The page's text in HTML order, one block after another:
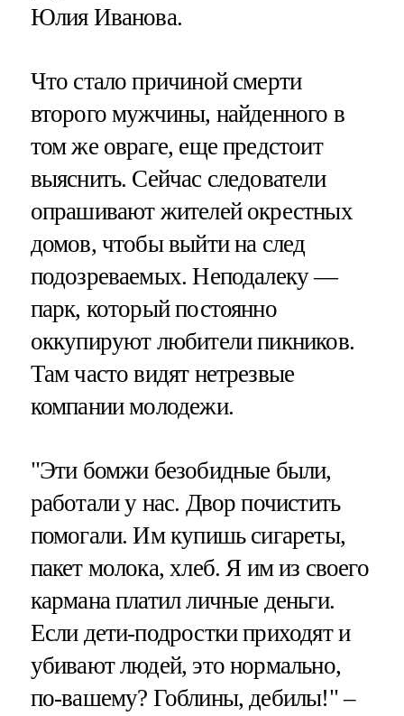
Юлия Иванова.
Что стало причиной смерти
второго мужчины, найденного в
том же овраге, еще предстоит
выяснить. Сейчас следователи
опрашивают жителей окрестных
домов, чтобы выйти на след
подозреваемых. Неподалеку —
парк, который постоянно
оккупируют любители пикников.
Там часто видят нетрезвые
компании молодежи.
"Эти бомжи безобидные были,
работали у нас. Двор почистить
помогали. Им купишь сигареты,
пакет молока, хлеб. Я им из своего
кармана платил личные деньги.
Если дети-подростки приходят и
убивают людей, это нормально,
по-вашему? Гоблины, дебилы!" –